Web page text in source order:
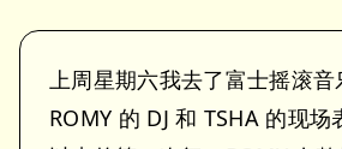
上周星期六我去了富士摇滚音
ROMY 的 DJ 和 TSHA 的现场